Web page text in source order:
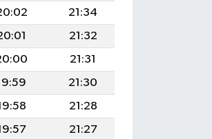
21:34
21:32
21:31
21:30
21:28
21:27